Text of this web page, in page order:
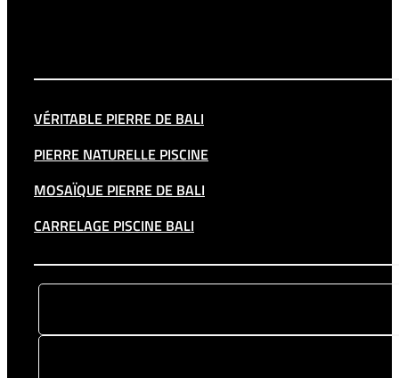
VÉRITABLE PIERRE DE BALI
PIERRE NATURELLE PISCINE
MOSAÏQUE PIERRE DE BALI
CARRELAGE PISCINE BALI